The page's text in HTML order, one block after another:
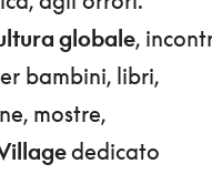
globale,
bambini, libri,
mostre,
dedicato